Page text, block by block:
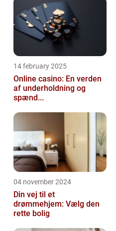
14 february 2025
Online casino: En verden
af underholdning og
spænd...
04 november 2024
Din vej til et
drømmehjem: Vælg den
rette bolig